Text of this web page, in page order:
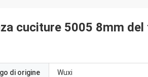
cuciture 5005 8mm del
di origine Wuxi